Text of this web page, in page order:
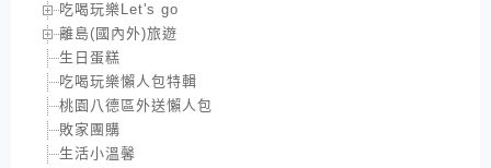
吃喝玩樂Let's go
離島(國內外)旅遊
生日蛋糕
吃喝玩樂懶人包特輯
桃園八德區外送懶人包
敗家團購
生活小溫馨